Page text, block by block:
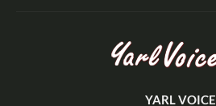
YARL VOICE